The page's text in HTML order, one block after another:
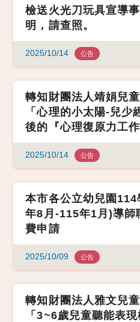
檢送火光刀玩具宣導
明，請查照。
2025/10/14 公告
轉知財團法人靖娟兒
「心理的小太陽-兒少
後的『心理復原力工作
2025/10/14 公告
本市各公立幼兒園
年8月-115年1月)導師
費申請
2025/10/09 公告
轉知財團法人雅文兒
「3~6歲兒童聽能表